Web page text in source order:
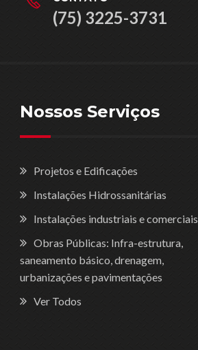
(75) 3225-3731
Nossos Serviços
Projetos e Edificações
Instalações Hidrossanitárias
Instalações industriais e comerciais
Obras Públicas: Infra-estrutura,
saneamento básico, drenagem,
urbanizações e pavimentações
Ver Todos